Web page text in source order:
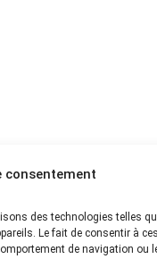
consentement
des technologies telles
Le fait de consentir à
de navigation ou